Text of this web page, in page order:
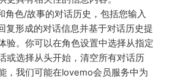
角色/故事的对话历史，包括您输入
复形成的对话信息并基于对话历史提
验。你可以在角色设置中选择从指定
或选择从头开始，清空所有对话历
，我们可能在lovemo会员服务中为